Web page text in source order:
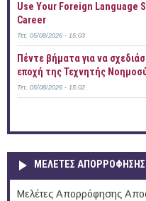
Use Your Foreign Language
Career
Τετ, 05/08/2026 - 15:03
Πέντε βήματα για να
εποχή της Τεχνητής
Τετ, 05/08/2026 - 15:02
ΜΕΛΕΤΕΣ ΑΠΟΡΡΟΦΗΣΗΣ
Μελέτες Απορρόφησης